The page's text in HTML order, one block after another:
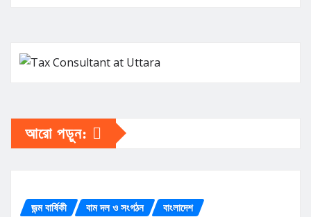
আরো পড়ুন:
জন্ম বার্ষিকী বাম দল ও সংগঠন বাংলাদেশ